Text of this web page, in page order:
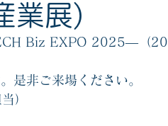
業展)
Biz EXPO 2025―（
是非ご来場ください。
）